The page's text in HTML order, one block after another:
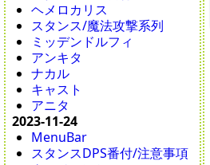
ヘメロカリス
スタンス/魔法攻撃系列
ミッデンドルフィ
アンキタ
ナカル
キャスト
アニタ
2023-11-24
MenuBar
スタンスDPS番付/注意事項